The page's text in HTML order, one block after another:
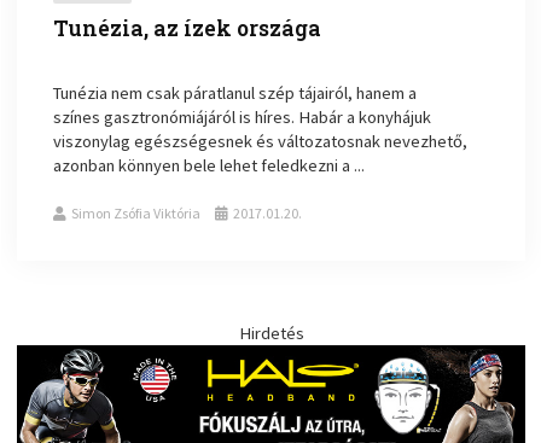
Tunézia, az ízek országa
Tunézia nem csak páratlanul szép tájairól, hanem a
színes gasztronómiájáról is híres. Habár a konyhájuk
viszonylag egészségesnek és változatosnak nevezhető,
azonban könnyen bele lehet feledkezni a ...
Simon Zsófia Viktória 2017.01.20.
Hirdetés